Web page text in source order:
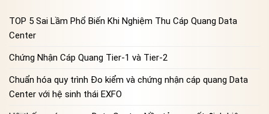
TOP 5 Sai Lầm Phổ Biến Khi Nghiệm Thu Cáp Quang Data
Center
Chứng Nhận Cáp Quang Tier-1 và Tier-2
Chuẩn hóa quy trình Đo kiểm và chứng nhận cáp quang Data
Center với hệ sinh thái EXFO